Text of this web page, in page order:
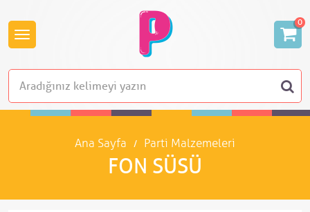
0
Ana Sayfa Parti Malzemeleri
FON SÜSÜ